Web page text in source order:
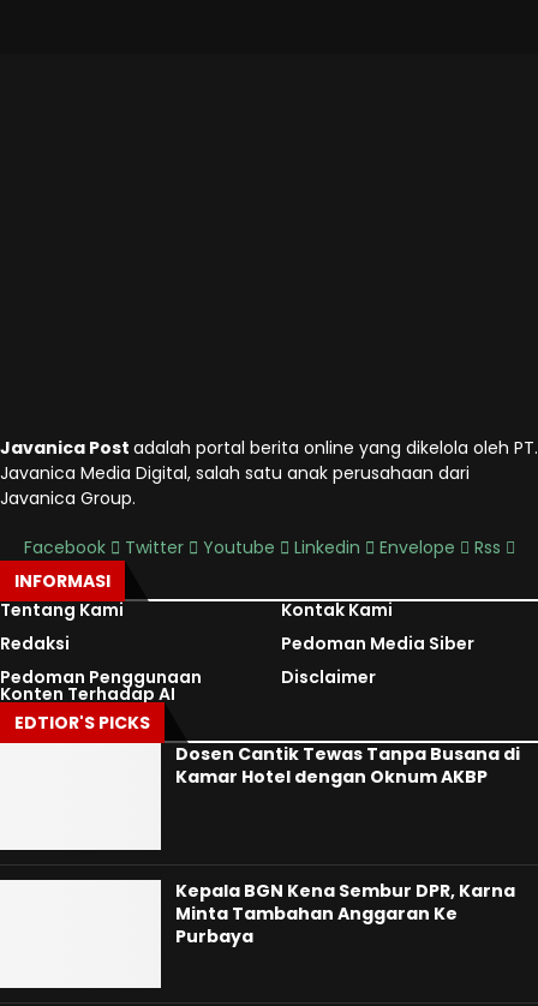
Javanica Post adalah portal berita online yang dikelola oleh PT.
Javanica Media Digital, salah satu anak perusahaan dari
Javanica Group.
Facebook Twitter Youtube Linkedin Envelope
Rss
INFORMASI
Tentang Kami
Kontak Kami
Redaksi
Pedoman Media Siber
Pedoman Penggunaan
Konten Terhadap AI
Disclaimer
EDTIOR'S PICKS
Dosen Cantik Tewas Tanpa Busana di
Kamar Hotel dengan Oknum AKBP
Kepala BGN Kena Sembur DPR, Karna
Minta Tambahan Anggaran Ke
Purbaya